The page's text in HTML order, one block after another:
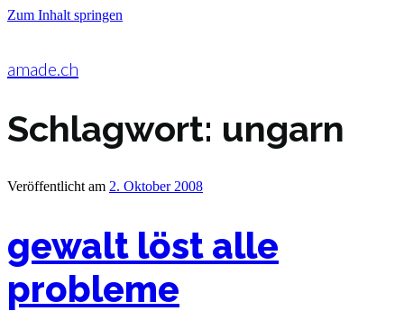
Zum Inhalt springen
amade.ch
Schlagwort: ungarn
Veröffentlicht am 2. Oktober 2008
gewalt löst alle
probleme